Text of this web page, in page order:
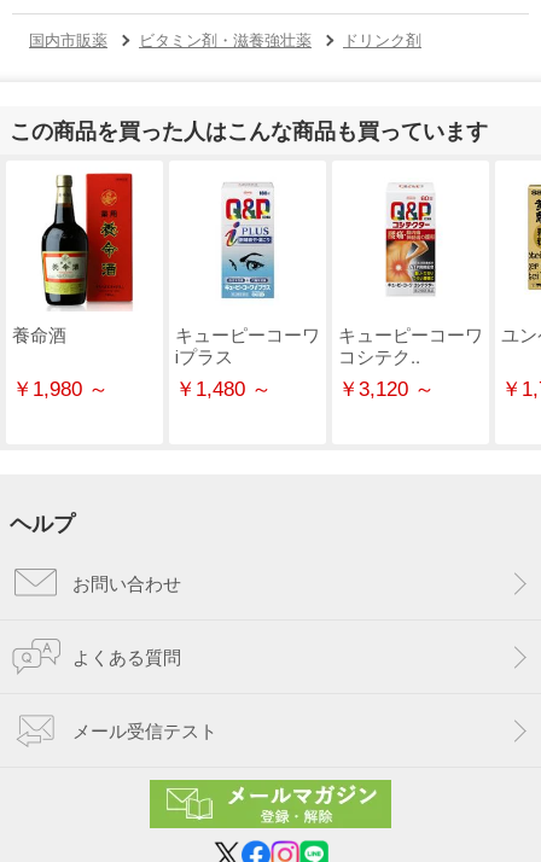
国内市販薬 ビタミン剤・滋養強壮薬 ドリンク剤
この商品を買った人はこんな商品も買っています
養命酒
￥1,980 ～
キューピーコーワ
ⅰプラス
￥1,480 ～
キューピーコーワ
コシテク..
￥3,120 ～
ユ
￥
ヘルプ
お問い合わせ
よくある質問
メール受信テスト